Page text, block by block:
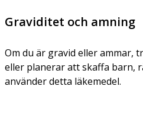
Graviditet och amning
Om du är gravid eller ammar,
eller planerar att skaffa barn,
använder detta läkemedel.